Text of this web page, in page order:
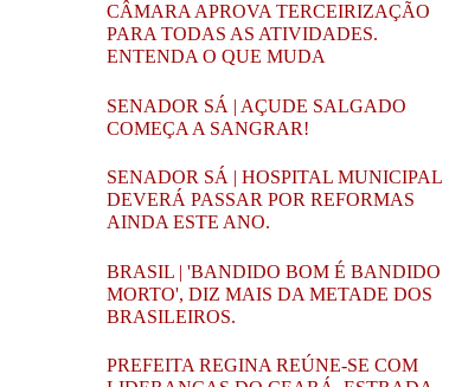
CÂMARA APROVA TERCEIRIZAÇÃO
PARA TODAS AS ATIVIDADES.
ENTENDA O QUE MUDA
SENADOR SÁ | AÇUDE SALGADO
COMEÇA A SANGRAR!
SENADOR SÁ | HOSPITAL MUNICIPAL
DEVERÁ PASSAR POR REFORMAS
AINDA ESTE ANO.
BRASIL | 'BANDIDO BOM É BANDIDO
MORTO', DIZ MAIS DA METADE DOS
BRASILEIROS.
PREFEITA REGINA REÚNE-SE COM